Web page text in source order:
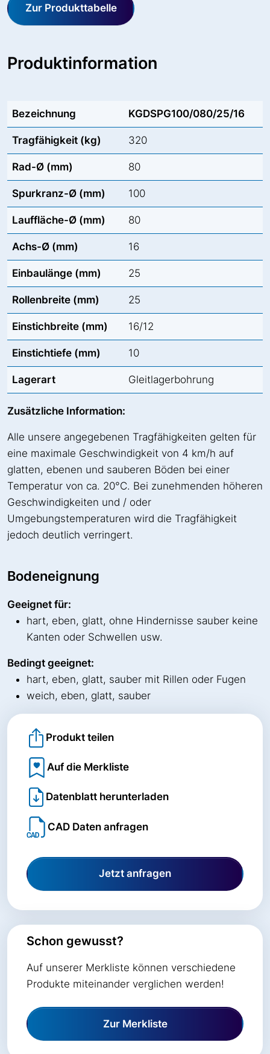
Zur Produkttabelle
Produktinformation
Bezeichnung KGDSPG100/080/25/16
Tragfähigkeit (kg) 320
Rad-Ø (mm) 80
Spurkranz-Ø (mm) 100
Lauffläche-Ø (mm) 80
Achs-Ø (mm) 16
Einbaulänge (mm) 25
Rollenbreite (mm) 25
Einstichbreite (mm) 16/12
Einstichtiefe (mm) 10
Lagerart Gleitlagerbohrung
Zusätzliche Information:
Alle unsere angegebenen Tragfähigkeiten gelten für
eine maximale Geschwindigkeit von 4 km/h auf
glatten, ebenen und sauberen Böden bei einer
Temperatur von ca. 20°C. Bei zunehmenden höheren
Geschwindigkeiten und / oder
Umgebungstemperaturen wird die Tragfähigkeit
jedoch deutlich verringert.
Bodeneignung
Geeignet für:
hart, eben, glatt, ohne Hindernisse sauber keine
Kanten oder Schwellen usw.
Bedingt geeignet:
hart, eben, glatt, sauber mit Rillen oder Fugen
weich, eben, glatt, sauber
Produkt teilen
Auf die Merkliste
Datenblatt herunterladen
CAD Daten anfragen
Jetzt anfragen
Schon gewusst?
Auf unserer Merkliste können verschiedene
Produkte miteinander verglichen werden!
Zur Merkliste